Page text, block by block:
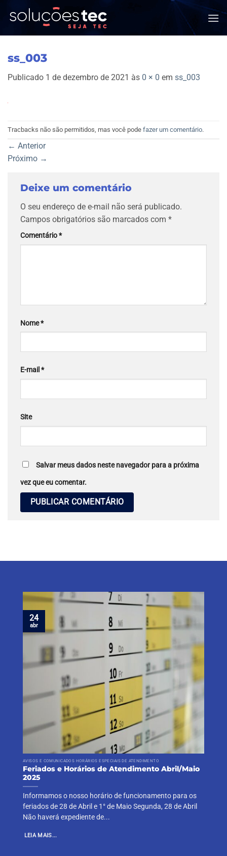
ss_003
Publicado 1 de dezembro de 2021 às 0 × 0 em ss_003
Tracbacks não são permitidos, mas você pode fazer um comentário.
← Anterior
Próximo →
Deixe um comentário
O seu endereço de e-mail não será publicado.
Campos obrigatórios são marcados com *
Comentário*
Nome*
E-mail*
Site
Salvar meus dados neste navegador para a próxima
vez que eu comentar.
AVISOS E COMUNICADOS HORÁRIOS ESPECIAIS DE ATENDIMENTO
Feriados e Horários de Atendimento Abril/Maio
2025
Informamos o nosso horário de funcionamento para os
feriados de 28 de Abril e 1° de Maio Segunda, 28 de Abril
Não haverá expediente de...
LEIA MAIS...
24
abr